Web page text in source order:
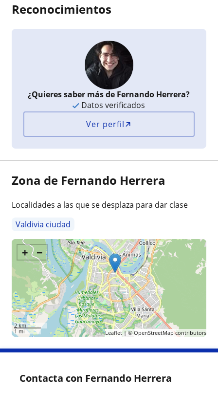
Reconocimientos
¿Quieres saber más de Fernando Herrera?
Datos verificados
Ver perfil
Zona de Fernando Herrera
Localidades a las que se desplaza para dar clase
Valdivia ciudad
+ −
2 km
1 mi
Leaflet| © OpenStreetMapcontributors
Contacta con Fernando Herrera